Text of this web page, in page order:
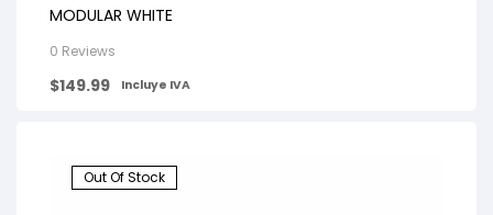
MODULAR WHITE
0 Reviews
$149.99 Incluye IVA
Out Of Stock